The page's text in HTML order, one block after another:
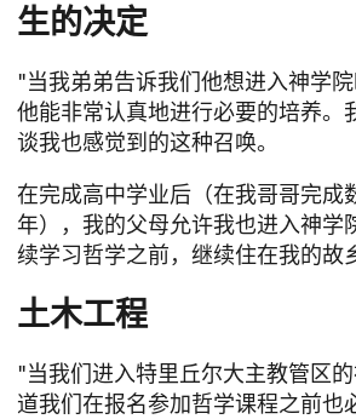
生的决定
"当我弟弟告诉我们他想进入神学
他能非常认真地进行必要的培养。
谈我也感觉到的这种召唤。
在完成高中学业后（在我哥哥完成
年），我的父母允许我也进入神学
续学习哲学之前，继续住在我的故
土木工程
"当我们进入特里丘尔大主教管区
道我们在报名参加哲学课程之前也